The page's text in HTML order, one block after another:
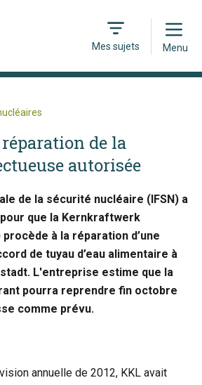
Mes sujets
Open
Menu
de la
autorisée
de la sécurité nucléaire (IFSN) a
que la Kernkraftwerk
à la réparation d’une
de tuyau d’eau alimentaire à
L'entreprise estime que la
pourra reprendre fin octobre
comme prévu.
annuelle de 2012, KKL avait